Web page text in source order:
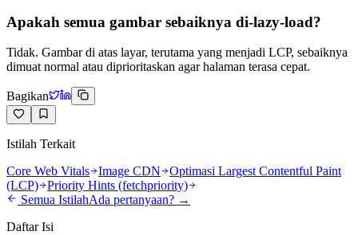
Apakah semua gambar sebaiknya di-lazy-load?
Tidak. Gambar di atas layar, terutama yang menjadi LCP, sebaiknya
dimuat normal atau diprioritaskan agar halaman terasa cepat.
Bagikan
Istilah Terkait
Core Web Vitals
Image CDN
Optimasi Largest Contentful Paint
(LCP)
Priority Hints (fetchpriority)
Semua IstilahAda pertanyaan? →
Daftar Isi